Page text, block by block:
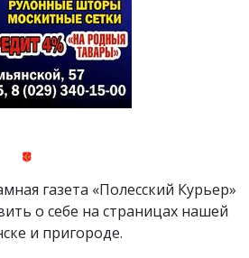
газета «Полесский Курьер»
о себе на страницах нашей
и пригороде.